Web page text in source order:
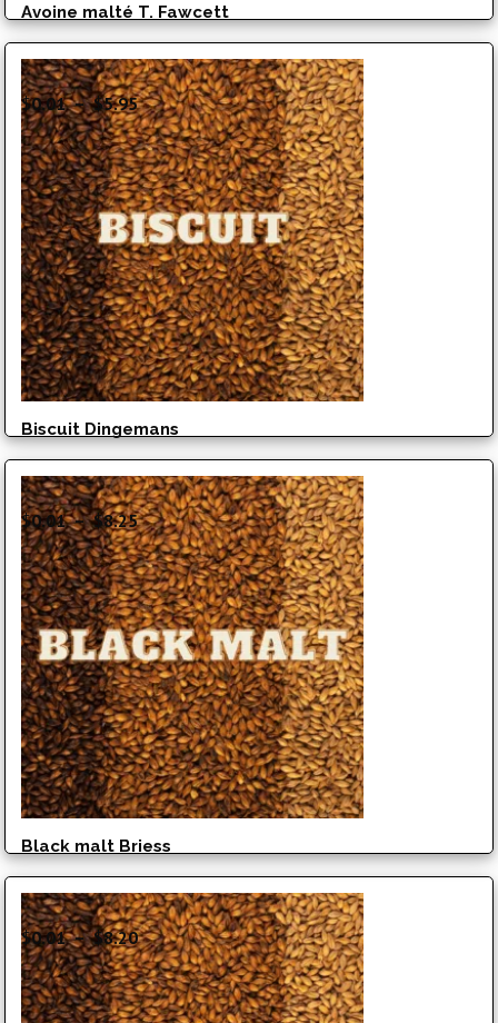
Avoine malté T. Fawcett
$0.01 – $5.95Plage
de
prix :
$0.01
à
$5.95
Biscuit Dingemans
$0.01 – $8.25Plage
de
prix :
$0.01
à
$8.25
Black malt Briess
$0.01 – $8.20Plage
de
prix :
$0.01